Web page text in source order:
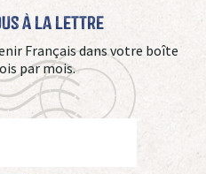
à La Lettre
Français dans votre boîte
par mois.